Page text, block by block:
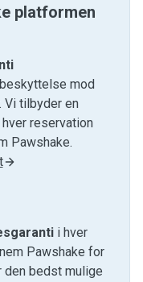
platformen
mod
Vi tilbyder en
reservation
Pawshake.
i hver
Pawshake for
bedst mulige